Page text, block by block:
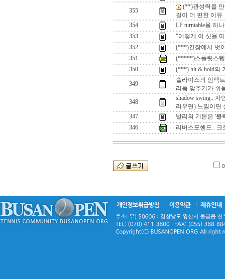
355
(**)관성력을
길이 더 편한 이유
354
LP turntable을 하
353
"어떻게 이 샷을
352
(***)긴장에서 벗
351
(*****)스플릿스텝
350
(***) hit & hold의
349
슬라이스의 임팩
리듬 맞추기가 쉬
348
shadow swing..
러우면) 느낌이면
347
발리의 기본은 '블
346
리버스포핸드.. 크